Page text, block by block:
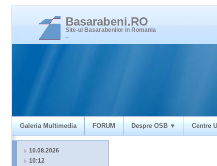
Basarabeni.RO
Site-ul Basarabenilor in Romania
Galeria Multimedia FORUM Despre OSB ▼ Centre
10.08.2026
10:12